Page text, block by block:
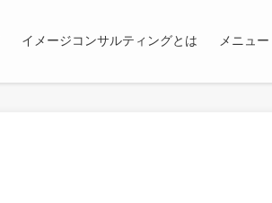
イメージコンサルティングとは メニュ